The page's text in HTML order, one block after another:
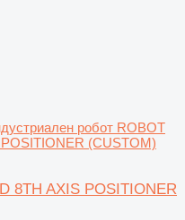
робот ROBOT
(CUSTOM)
8TH AXIS POSITIONER